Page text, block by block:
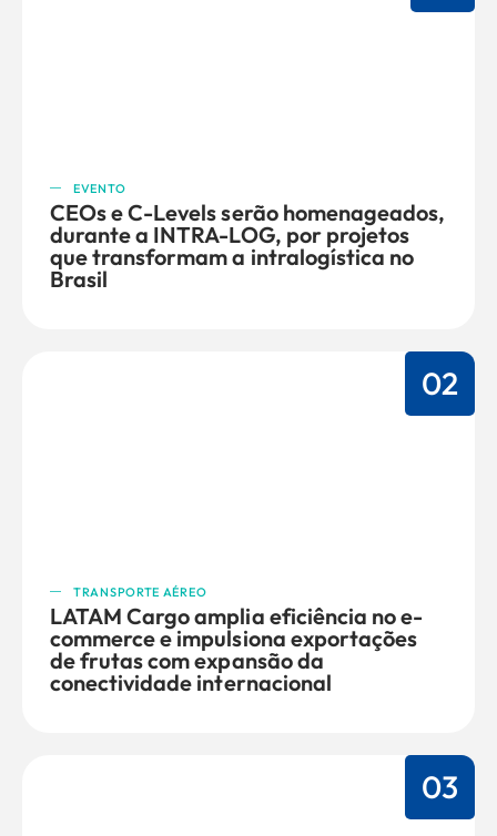
EVENTO
CEOs e C-Levels serão homenageados,
durante a INTRA-LOG, por projetos
que transformam a intralogística no
Brasil
02
TRANSPORTE AÉREO
LATAM Cargo amplia eficiência no e-
commerce e impulsiona exportações
de frutas com expansão da
conectividade internacional
03